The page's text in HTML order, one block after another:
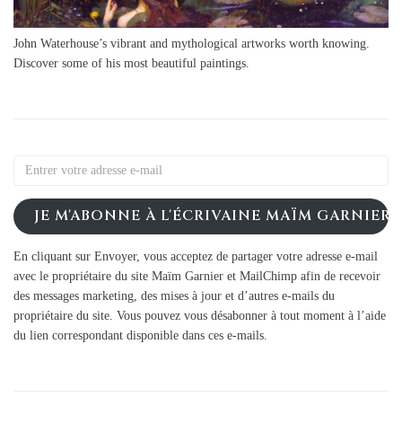
John Waterhouse’s vibrant and mythological artworks worth knowing.
Discover some of his most beautiful paintings.
JE M'ABONNE À L'ÉCRIVAINE MAÏM GARNIER
En cliquant sur Envoyer, vous acceptez de partager votre adresse e-mail
avec le propriétaire du site Maïm Garnier et MailChimp afin de recevoir
des messages marketing, des mises à jour et d’autres e-mails du
propriétaire du site. Vous pouvez vous désabonner à tout moment à l’aide
du lien correspondant disponible dans ces e-mails.